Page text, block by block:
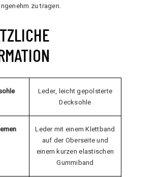
zu tragen.
Leder, leicht gepolsterte
Decksohle
Leder mit einem Klettband
auf der Oberseite und
einem kurzen elastischen
Gummiband